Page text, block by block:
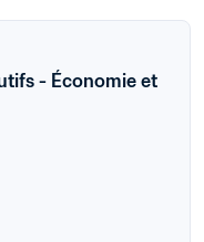
- Économie et